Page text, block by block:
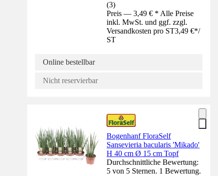
(3)
Preis — 3,49 € * Alle Preise
inkl. MwSt. und ggf. zzgl.
Versandkosten pro ST3,49 €*/
ST
Online bestellbar
Nicht reservierbar
Bogenhanf FloraSelf
Sansevieria bacularis 'Mikado'
H 40 cm Ø 15 cm Topf
Durchschnittliche Bewertung:
5 von 5 Sternen. 1 Bewertung.